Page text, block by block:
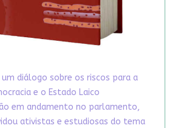
diálogo sobre os riscos para a
e o Estado Laico
em andamento no parlamento,
ativistas e estudiosas do tema